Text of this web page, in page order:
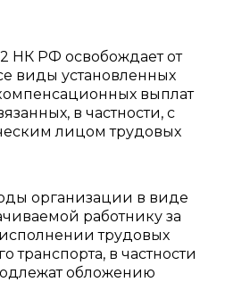
НК РФ освобождает от
виды установленных
выплат
в частности, с
лицом трудовых
организации в виде
работнику за
трудовых
транспорта, в частности
обложению